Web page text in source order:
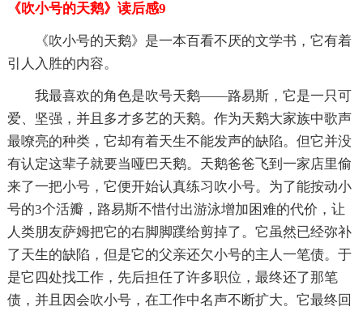
《吹小号的天鹅》读后感9
《吹小号的天鹅》是一本百看不厌的文学书，它有着
引人入胜的内容。
我最喜欢的角色是吹号天鹅——路易斯，它是一只可
爱、坚强，并且多才多艺的天鹅。作为天鹅大家族中歌声
最嘹亮的种类，它却有着天生不能发声的缺陷。但它并没
有认定这辈子就要当哑巴天鹅。天鹅爸爸飞到一家店里偷
来了一把小号，它便开始认真练习吹小号。为了能按动小
号的3个活瓣，路易斯不惜付出游泳增加困难的代价，让
人类朋友萨姆把它的右脚脚蹼给剪掉了。它虽然已经弥补
了天生的缺陷，但是它的父亲还欠小号的主人一笔债。于
是它四处找工作，先后担任了许多职位，最终还了那笔
债，并且因会吹小号，在工作中名声不断扩大。它最终回